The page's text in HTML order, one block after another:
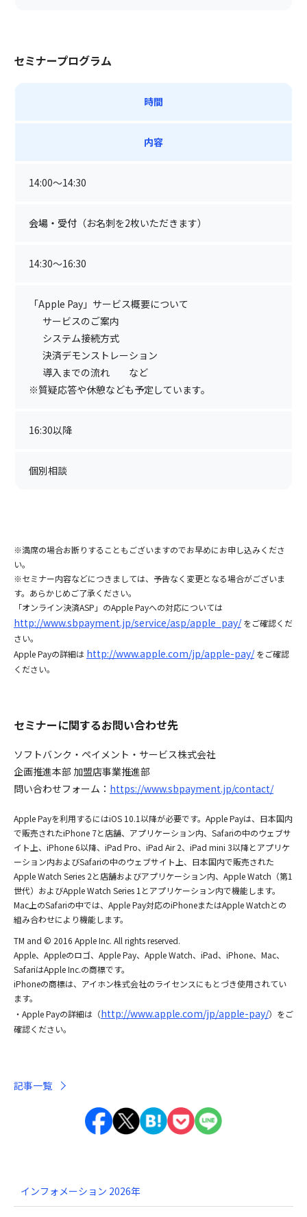
セミナープログラム
時間
内容
14:00～14:30
会場・受付 （お名刺を2枚いただきます）
14:30～16:30
「Apple Pay」サービス概要について
サービスのご案内
システム接続方式
決済デモンストレーション
導入までの流れ など
※質疑応答や休憩なども予定しています。
16:30以降
個別相談
※満席の場合お断りすることもございますのでお早めにお申し込みくださ
い。
※セミナー内容などにつきましては、予告なく変更となる場合がございま
す。あらかじめご了承ください。
「オンライン決済ASP」のApple Payへの対応については
http://www.sbpayment.jp/service/asp/apple_pay/をご確認くだ
さい。
Apple Payの詳細は http://www.apple.com/jp/apple-pay/をご確認
ください。
セミナーに関するお問い合わせ先
ソフトバンク・ペイメント・サービス株式会社
企画推進本部 加盟店事業推進部
問い合わせフォーム： https://www.sbpayment.jp/contact/
Apple Payを利用するにはiOS 10.1以降が必要です。Apple Payは、日本国内
で販売されたiPhone 7と店舗、アプリケーション内、Safariの中のウェブサ
イト上、iPhone 6以降、iPad Pro、iPad Air 2、iPad mini 3以降とアプリケ
ーション内およびSafariの中のウェブサイト上、日本国内で販売された
Apple Watch Series 2と店舗およびアプリケーション内、Apple Watch（第1
世代）およびApple Watch Series 1とアプリケーション内で機能します。
Mac上のSafariの中では、Apple Pay対応のiPhoneまたはApple Watchとの
組み合わせにより機能します。
TM and © 2016 Apple Inc. All rights reserved.
Apple、Appleのロゴ、Apple Pay、Apple Watch、iPad、iPhone、Mac、
SafariはApple Inc.の商標です。
iPhoneの商標は、アイホン株式会社のライセンスにもとづき使用されてい
ます。
・Apple Payの詳細は（http://www.apple.com/jp/apple-pay/）をご
確認ください。
記事一覧
インフォメーション 2026年